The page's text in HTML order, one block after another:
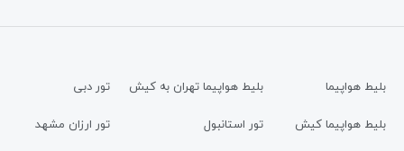
بلیط هواپیما
بلیط هواپیما کیش
بلیط هواپیما تهران به کیش
تور استانبول
تور دبی
تور ارزان مشهد